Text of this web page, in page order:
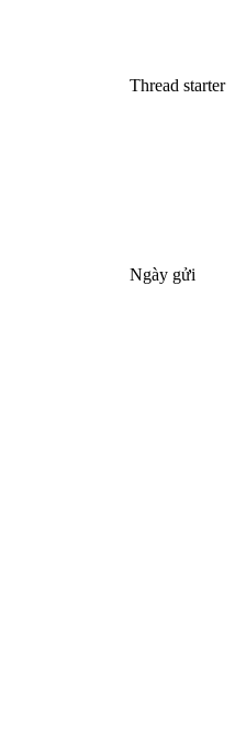
Thread starter
Ngày gửi